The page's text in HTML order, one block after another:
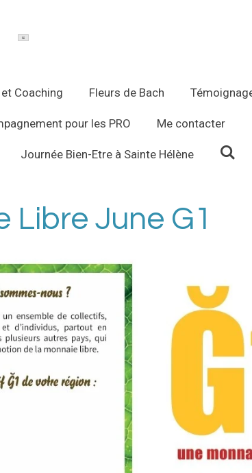
Coaching Fleurs de Bach
pour les PRO Me contacter
Journée Bien-Etre à Sainte Hélène
Libre June G1